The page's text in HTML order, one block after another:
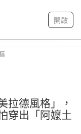
開啟
我的帳戶
拉德風格」，
穿出「阿嬤土